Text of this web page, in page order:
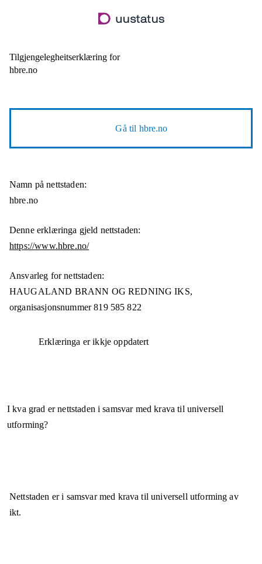
til
Tilgjengelegheitserklæring for
hbre.no
Gå til hbre.no
Namn på nettstaden:
hbre.no
Denne erklæringa gjeld nettstaden:
https://www.hbre.no/
Ansvarleg for nettstaden:
HAUGALAND BRANN OG REDNING IKS,
organisasjonsnummer 819 585 822
Erklæringa er ikkje oppdatert
I kva grad er nettstaden i samsvar med krava til universell
utforming?
Nettstaden eri samsvarmed krava til universell utforming av
ikt.